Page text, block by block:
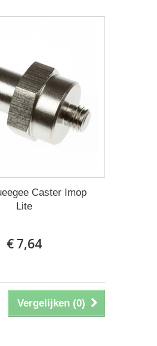
Caster Imop
Lite
€ 7,64
Vergelijken (0)